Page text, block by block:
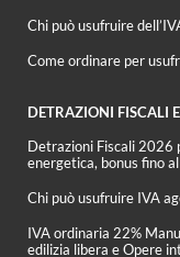
Chi può usufruire
Come ordinare per
DETRAZIONI FISCALI
Detrazioni Fiscali 2026
energetica, bonus fino
Chi può usufruire IVA
IVA ordinaria 22%
edilizia libera e Opere